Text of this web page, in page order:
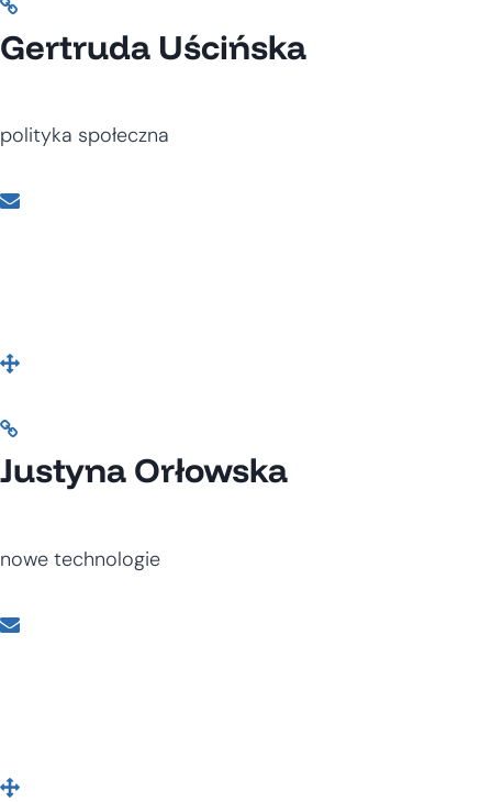
Gertruda Uścińska
polityka społeczna
Justyna Orłowska
nowe technologie